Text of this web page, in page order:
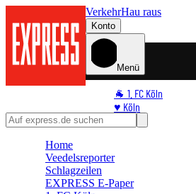
VerkehrHau raus
Konto
Menü
🐐 1. FC Köln
♥️ Köln
🛒 Shoppingwelt
Home
Veedelsreporter
Schlagzeilen
EXPRESS E-Paper